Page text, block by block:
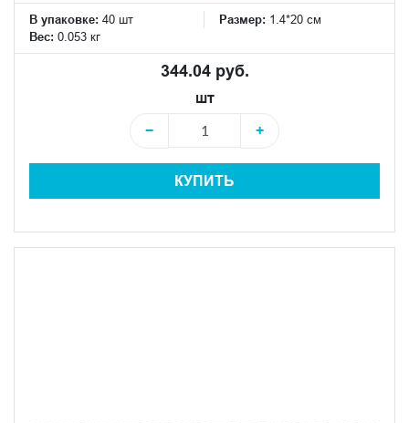
В упаковке: 40 шт Размер: 1.4*20 см
Вес: 0.053 кг
344.04 руб.
шт
−
+
КУПИТЬ